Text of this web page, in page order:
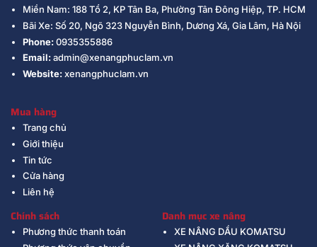
Miền Nam: 188 Tổ 2, KP Tân Ba, Phường Tân Đông Hiệp, TP. HCM
Bãi Xe: Số 20, Ngõ 323 Nguyễn Bình, Dương Xá, Gia Lâm, Hà Nội
Phone:0935355886
Email:admin@xenangphuclam.vn
Website:xenangphuclam.vn
Mua hàng
Trang chủ
Giới thiệu
Tin tức
Cửa hàng
Liên hệ
Chính sách
Phương thức thanh toán
Danh mục xe nâng
XE NÂNG DẦU KOMATSU